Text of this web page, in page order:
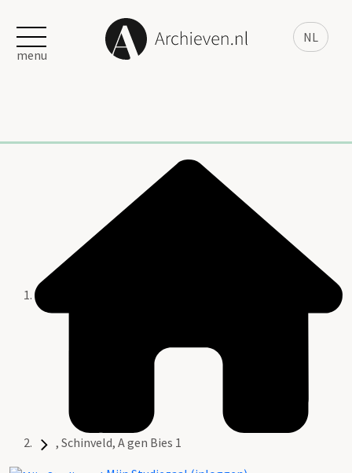
NL
menu
, Schinveld, A gen Bies 1